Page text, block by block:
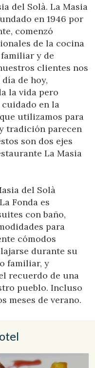
del Solà. La Masia
en 1946 por
comenzó
de la cocina
y de
clientes nos
de hoy,
la vida pero
en la
utilizamos para
tradición parecen
son dos ejes
La Masia
del Solà
Fonda es
con baño,
para
cómodos
durante su
familiar, y
recuerdo de una
pueblo. Incluso
meses de verano.
para recopilar
de la
si así lo desea,
disco duro, aunque